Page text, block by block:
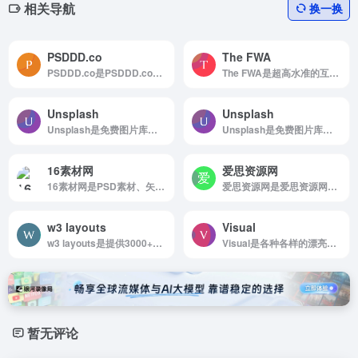
相关导航 换一换
PSDDD.co
PSDDD.co是PSDDD.co是专业UI设计师的免费Photoshop PSD和Sketch App资源的广泛集合。
The FWA
The FWA是超高水准的互动网站设计案例
Unsplash
Unsplash是免费图片库，适合任何项目使用，无版权限制
Unsplash
Unsplash是免费图片库，适合任何项目使用，无版权限制
16素材网
16素材网是PSD素材、矢量图标、视频音频素材下载
爱思资源网
爱思资源网是爱思资源网——专注web前端开发与php编程设计，包括web前端开发教...
w3 layouts
w3 layouts是提供3000+个免费的网页模版下载
Visual
Visual是各种各样的漂亮信息图！学信息图设计的同学必备
暂无评论